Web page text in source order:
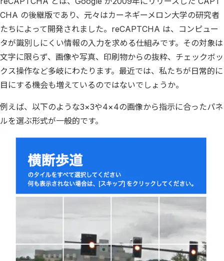
CHA の後継版であり、元々はカーネギーメロン大学の研究者
たちによって開発されました。reCAPTCHA は、コンピュー
タが識別しにくい情報の入力を求める仕組みです。その対象は
文字に限らず、画像や写真、印刷物からの抜粋、チェックボッ
クス操作など多岐にわたります。最近では、私たちが日常的に
目にする機会も増えているのではないでしょうか。
例えば、以下のような3×3や4×4の画像から指示に合ったパネ
ルを選ぶ形式が一般的です。